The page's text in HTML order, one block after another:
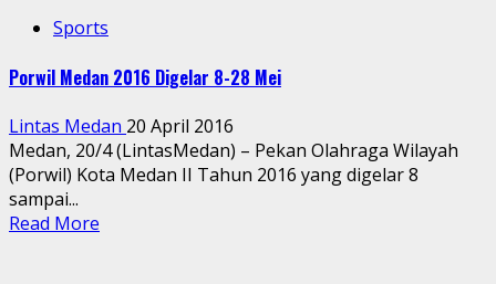
Sports
Porwil Medan 2016 Digelar 8-28 Mei
Lintas Medan 20 April 2016
Medan, 20/4 (LintasMedan) – Pekan Olahraga Wilayah
(Porwil) Kota Medan II Tahun 2016 yang digelar 8
sampai...
Read More